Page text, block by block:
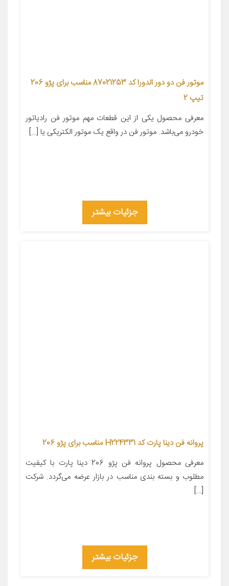
موتور فن دو دور الدورا کد 87021253 مناسب برای پژو 206
تیپ 2
معرفی محصول یکی از این قطعات مهم موتور فن رادیاتور
خودرو می‌باشد. موتور فن در واقع یک موتور الکتریکی یا […]
جزئیات بیشتر
پروانه فن دینا پارت کد H224331 مناسب برای پژو 206
معرفی محصول پروانه فن پژو 206 دینا پارت با کیفیت
مطلوب و بسته بندی مناسب در بازار عرضه می‌گردد. شرکت
[…]
جزئیات بیشتر